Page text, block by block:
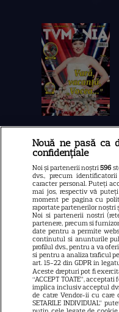
Nouă ne pasă ca
confidențiale
Noi și partenerii noștri596
dvs., precum
caracter personal. Puteți
mai jos, respectiv vă
moment pe pagina cu
raportate partenerilor noștri
Noi si partenerii nostri
partenere, precum si
date pentru a permite
continutul si anunturile
profilul dvs., pentru a va
si pentru a analiza traficul
art. 15-22 din GDPR in
Aceste drepturi pot fi
“ACCEPT TOATE”,
implica inclusiv acceptul
de catre Vendor-ii cu care
SETARILE INDIVIDUAL”